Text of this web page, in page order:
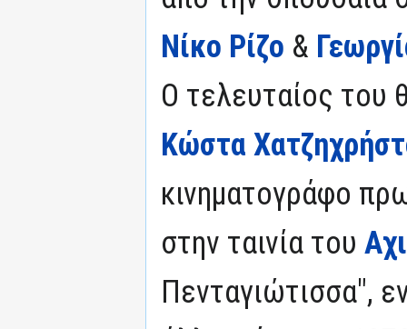
Νίκο Ρίζο &
Ο τελευταίος του
Κώστα
κινηματογράφο
στην ταινία του
Πενταγιώτισσα",